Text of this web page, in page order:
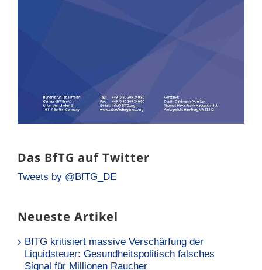
Das BfTG auf Twitter
Tweets by @BfTG_DE
Neueste Artikel
BfTG kritisiert massive Verschärfung der
Liquidsteuer: Gesundheitspolitisch falsches
Signal für Millionen Raucher